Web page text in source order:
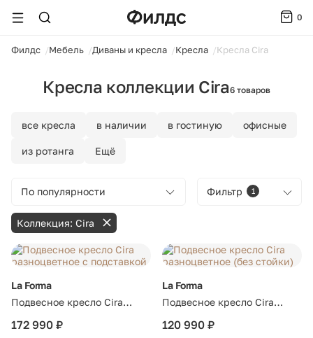
0
Филдс Мебель Диваны и кресла Кресла Кресла Cira
Кресла коллекции Cira6 товаров
все кресла в наличии в гостиную офисные
из ротанга Ещё
Фильтр 1
По популярности
Коллекция: Cira
La Forma
Подвесное кресло Cira
разноцветное с подставкой
172 990 ₽
La Forma
Подвесное кресло Cira
разноцветное (без стойки)
120 990 ₽